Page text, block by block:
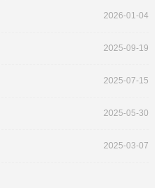
2026-01-04
2025-09-19
2025-07-15
2025-05-30
2025-03-07